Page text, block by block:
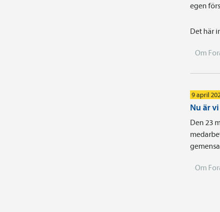
egen
Det här
Om
9 april
Nu är
Den 23
Om